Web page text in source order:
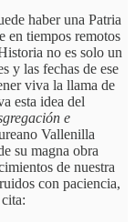
haber una Patria
en tiempos remotos
no es solo un
y las fechas de ese
viva la llama de
esta idea del
e
Vallenilla
su magna obra
de nuestra
con paciencia,